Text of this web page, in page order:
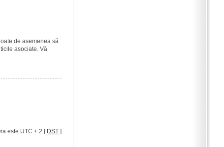
de asemenea să
asociate. Vă
este UTC + 2 [ DST ]